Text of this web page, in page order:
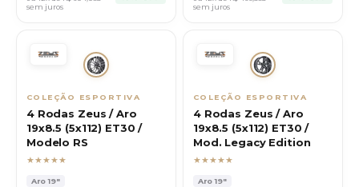
sem juros
sem juros
COLEÇÃO ESPORTIVA
4 Rodas Zeus / Aro
19x8.5 (5x112) ET30 /
Modelo RS
★★★★★
Aro19"
COLEÇÃO ESPORTIVA
4 Rodas Zeus / Aro
19x8.5 (5x112) ET30 /
Mod. Legacy Edition
★★★★★
Aro19"